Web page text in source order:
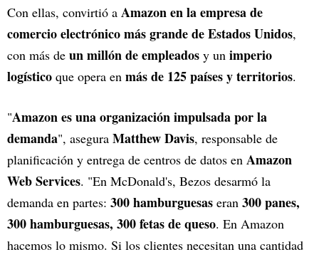
Con ellas, convirtió a Amazon en la empresa de
comercio electrónico más grande de Estados Unidos,
con más de un millón de empleados y un imperio
logístico que opera en más de 125 países y territorios.
"Amazon es una organización impulsada por la
demanda", asegura Matthew Davis, responsable de
planificación y entrega de centros de datos en Amazon
Web Services. "En McDonald's, Bezos desarmó la
demanda en partes: 300 hamburguesas eran 300 panes,
300 hamburguesas, 300 fetas de queso. En Amazon
hacemos lo mismo. Si los clientes necesitan una cantidad